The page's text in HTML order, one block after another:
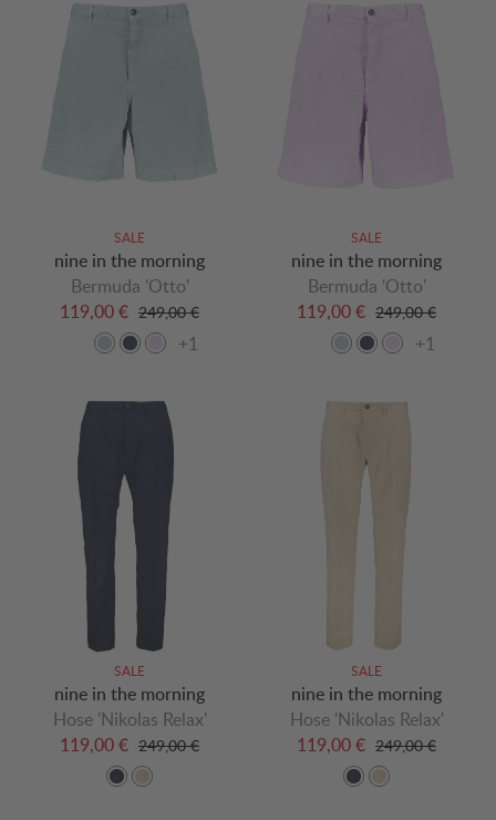
SALE
nine in the morning
Bermuda 'Otto'
119,00 € 249,00 €
+1
SALE
nine in the morning
Bermuda 'Otto'
119,00 € 249,00 €
+1
SALE
nine in the morning
Hose 'Nikolas Relax'
119,00 € 249,00 €
SALE
nine in the morning
Hose 'Nikolas Relax'
119,00 € 249,00 €